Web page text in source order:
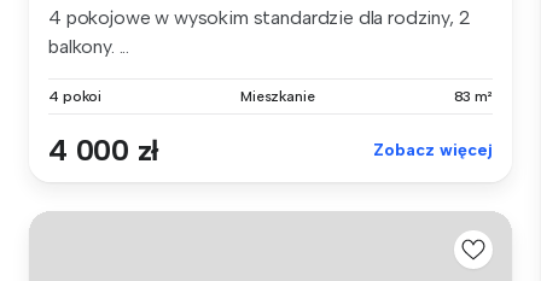
4 pokojowe w wysokim standardzie dla rodziny, 2
balkony. ...
4 pokoi Mieszkanie 83 m²
4 000 zł Zobacz więcej